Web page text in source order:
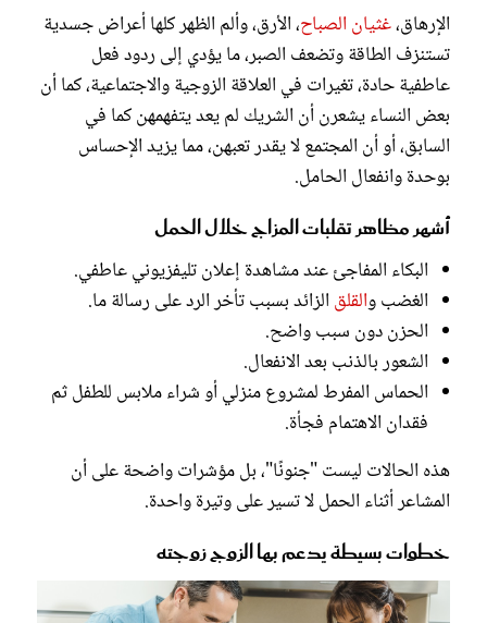
الإرهاق،غثيان الصباح، الأرق، وألم الظهر كلها أعراض جسدية
تستنزف الطاقة وتضعف الصبر، ما يؤدي إلى ردود فعل
عاطفية حادة، تغيرات في العلاقة الزوجية والاجتماعية، كما أن
بعض النساء يشعرن أن الشريك لم يعد يتفهمهن كما في
السابق، أو أن المجتمع لا يقدر تعبهن، مما يزيد الإحساس
بوحدة وانفعال الحامل.
أشهر مظاهر تقلبات المزاج خلال الحمل
البكاء المفاجئ عند مشاهدة إعلان تليفزيوني عاطفي.
الغضب والقلق الزائد بسبب تأخر الرد على رسالة ما.
الحزن دون سبب واضح.
الشعور بالذنب بعد الانفعال.
الحماس المفرط لمشروع منزلي أو شراء ملابس للطفل ثم
فقدان الاهتمام فجأة.
هذه الحالات ليست "جنونًا"، بل مؤشرات واضحة على أن
المشاعر أثناء الحمل لا تسير على وتيرة واحدة.
خطوات بسيطة يدعم بها الزوج زوجته